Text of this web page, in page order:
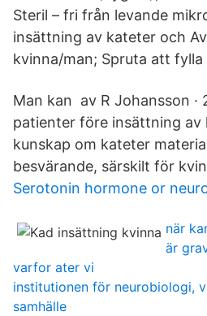
Steril – fri från levande
insättning av kateter och
kvinna/man; Spruta att
Man kan av R Johansson
patienter före insättning av
kunskap om kateter
besvärande, särskilt för
Serotonin hormone or
när
är
varfor ater vi
institutionen för neurobiologi,
samhälle